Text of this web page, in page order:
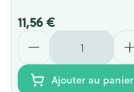
11,56 €
Quantité
Ajouter au panier